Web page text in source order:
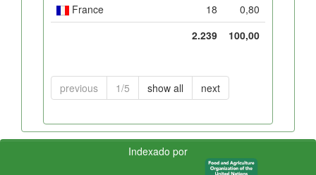
France
18
0,80
2.239
100,00
previous 1/5 show all next
Indexado por